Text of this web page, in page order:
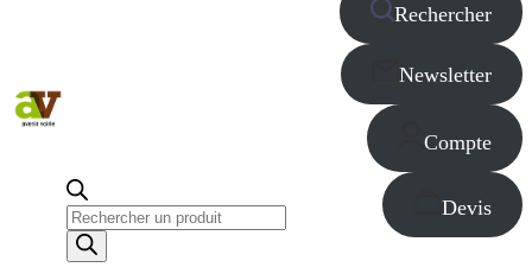
Recherche
de
produits
Rechercher
Newsletter
Compte
Devis